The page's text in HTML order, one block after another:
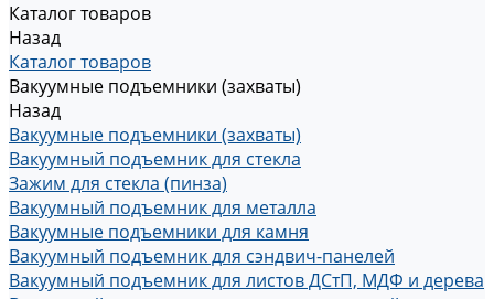
Каталог товаров
Назад
Каталог товаров
Вакуумные подъемники (захваты)
Назад
Вакуумные подъемники (захваты)
Вакуумный подъемник для стекла
Зажим для стекла (пинза)
Вакуумный подъемник для металла
Вакуумные подъемники для камня
Вакуумный подъемник для сэндвич-панелей
Вакуумный подъемник для листов ДСтП, МДФ и дерева